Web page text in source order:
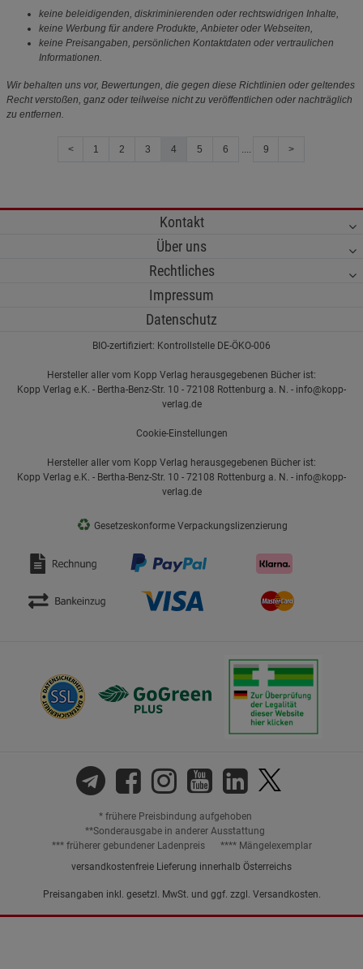
keine beleidigenden, diskriminierenden oder rechtswidrigen Inhalte,
keine Werbung für andere Produkte, Anbieter oder Webseiten,
keine Preisangaben, persönlichen Kontaktdaten oder vertraulichen
Informationen.
Wir behalten uns vor, Bewertungen, die gegen diese Richtlinien oder geltendes
Recht verstoßen, ganz oder teilweise nicht zu veröffentlichen oder nachträglich
zu entfernen.
< 1 2 3 4 5 6 .... 9 >
Kontakt
Über uns
Rechtliches
Impressum
Datenschutz
BIO-zertifiziert: Kontrollstelle DE-ÖKO-006
Hersteller aller vom Kopp Verlag herausgegebenen Bücher ist:
Kopp Verlag e.K. - Bertha-Benz-Str. 10 - 72108 Rottenburg a. N. - info@kopp-
verlag.de
Cookie-Einstellungen
Hersteller aller vom Kopp Verlag herausgegebenen Bücher ist:
Kopp Verlag e.K. - Bertha-Benz-Str. 10 - 72108 Rottenburg a. N. - info@kopp-
verlag.de
♻ Gesetzeskonforme Verpackungslizenzierung
* frühere Preisbindung aufgehoben
**Sonderausgabe in anderer Ausstattung
*** früherer gebundener Ladenpreis
**** Mängelexemplar
versandkostenfreie Lieferung innerhalb Österreichs
Preisangaben inkl. gesetzl. MwSt. und ggf. zzgl. Versandkosten.